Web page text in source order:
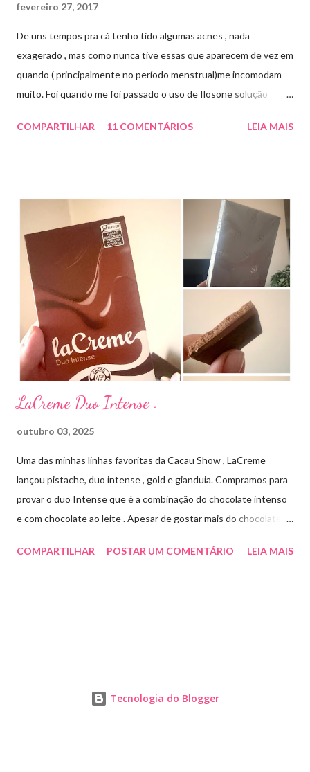
fevereiro 27, 2017
De uns tempos pra cá tenho tido algumas acnes , nada
exagerado , mas como nunca tive essas que aparecem de vez em
quando ( principalmente no período menstrual)me incomodam
muito. Foi quando me foi passado o uso de Ilosone solução
uma consulta com o dermatologista) O Ilosone é um antibiótico
aplico sobre a acne ( geralmente uso a noite). Informação do
produto: ILOSONE TÓPICO SOLUÇÃO (eritromicina) é um
antibiótico de amplo espectro produzido por uma cepa de
Streptomyces erythraeus. É básico e forma rapidamente sais
com os ácidos. Forma farmacêutica e Apresentação ILOSONE
TÓPICO SOLUÇÃO é apresentado sob a forma líquida em
frascos de 120 ml. USO PEDIÁTRICO E ADULTO. Composição
Cada ml contém: Eritromicina base 20 mg Excipientes q.s....
COMPARTILHAR 11 COMENTÁRIOS LEIA MAIS
LaCreme Duo Intense .
outubro 03, 2025
Uma das minhas linhas favoritas da Cacau Show , LaCreme
lançou pistache, duo intense , gold e gianduia. Compramos para
provar o duo Intense que é a combinação do chocolate intenso
e com chocolate ao leite . Apesar de gostar mais do chocolate
medida certa ( tem sabor e cremosidade ). Preço R$19,99 .
COMPARTILHAR POSTAR UM COMENTÁRIO LEIA MAIS
Tecnologia do Blogger